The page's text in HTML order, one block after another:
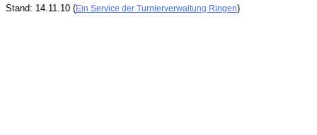
Stand: 14.11.10 (Ein Service der Turnierverwaltung Ringen)